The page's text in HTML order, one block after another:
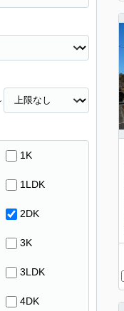
1K
1LDK
2DK
3K
3LDK
4DK